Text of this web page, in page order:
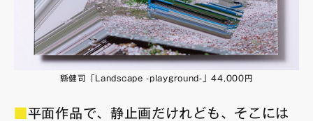
縣健司「Landscape -playground-」44,000円
平面作品で、静止画だけれども、そこには